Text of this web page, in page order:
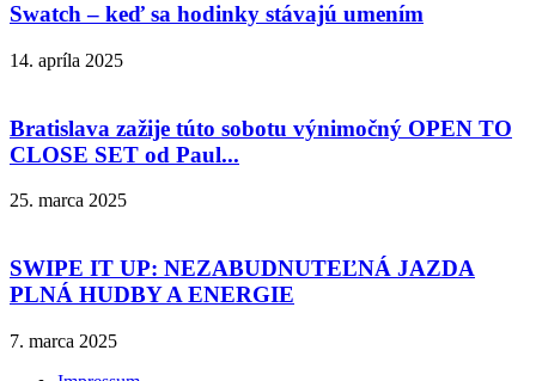
Swatch – keď sa hodinky stávajú umením
14. apríla 2025
Bratislava zažije túto sobotu výnimočný OPEN TO
CLOSE SET od Paul...
25. marca 2025
SWIPE IT UP: NEZABUDNUTEĽNÁ JAZDA
PLNÁ HUDBY A ENERGIE
7. marca 2025